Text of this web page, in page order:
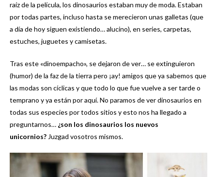
raíz de la película, los dinosaurios estaban muy de moda. Estaban
por todas partes, incluso hasta se merecieron unas galletas (que
a día de hoy siguen existiendo… alucino), en series, carpetas,
estuches, juguetes y camisetas.
Tras este «dinoempacho», se dejaron de ver… se extinguieron
(humor) de la faz de la tierra pero ¡ay! amigos que ya sabemos que
las modas son cíclicas y que todo lo que fue vuelve a ser tarde o
temprano y ya están por aquí. No paramos de ver dinosaurios en
todas sus especies por todos sitios y esto nos ha llegado a
preguntarnos… ¿son los dinosaurios los nuevos
unicornios? Juzgad vosotros mismos.